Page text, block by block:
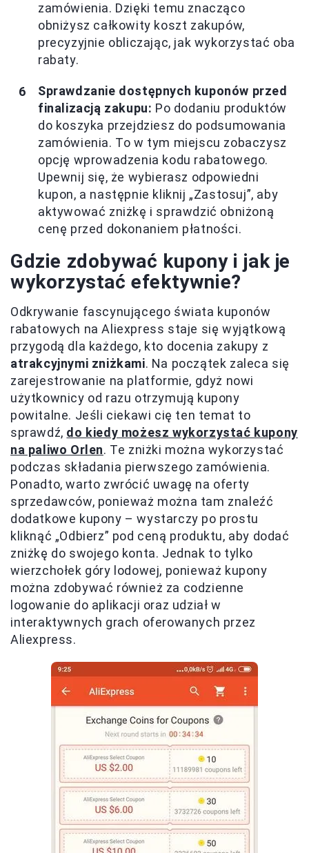
zamówienia. Dzięki temu znacząco
obniżysz całkowity koszt zakupów,
precyzyjnie obliczając, jak wykorzystać oba
rabaty.
Sprawdzanie dostępnych kuponów przed
finalizacją zakupu: Po dodaniu produktów
do koszyka przejdziesz do podsumowania
zamówienia. To w tym miejscu zobaczysz
opcję wprowadzenia kodu rabatowego.
Upewnij się, że wybierasz odpowiedni
kupon, a następnie kliknij „Zastosuj”, aby
aktywować zniżkę i sprawdzić obniżoną
cenę przed dokonaniem płatności.
Gdzie zdobywać kupony i jak je
wykorzystać efektywnie?
Odkrywanie fascynującego świata kuponów
rabatowych na Aliexpress staje się wyjątkową
przygodą dla każdego, kto docenia zakupy z
atrakcyjnymi zniżkami. Na początek zaleca się
zarejestrowanie na platformie, gdyż nowi
użytkownicy od razu otrzymują kupony
powitalne. Jeśli ciekawi cię ten temat to
sprawdź, do kiedy możesz wykorzystać kupony
na paliwo Orlen. Te zniżki można wykorzystać
podczas składania pierwszego zamówienia.
Ponadto, warto zwrócić uwagę na oferty
sprzedawców, ponieważ można tam znaleźć
dodatkowe kupony – wystarczy po prostu
kliknąć „Odbierz” pod ceną produktu, aby dodać
zniżkę do swojego konta. Jednak to tylko
wierzchołek góry lodowej, ponieważ kupony
można zdobywać również za codzienne
logowanie do aplikacji oraz udział w
interaktywnych grach oferowanych przez
Aliexpress.